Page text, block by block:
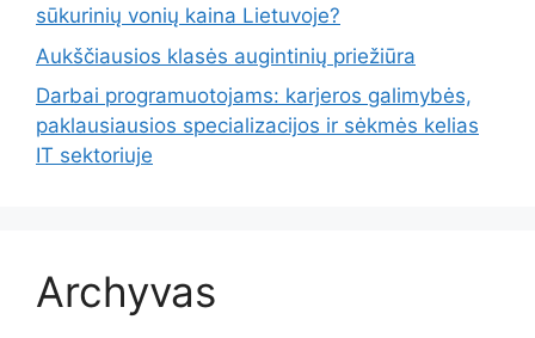
sūkurinių vonių kaina Lietuvoje?
Aukščiausios klasės augintinių priežiūra
Darbai programuotojams: karjeros galimybės,
paklausiausios specializacijos ir sėkmės kelias
IT sektoriuje
Archyvas